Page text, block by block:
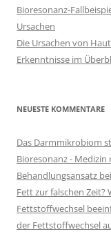
Bioresonanz-
Ursachen
Die Ursachen von
Erkenntnisse im
NEUESTE KOMMENTARE
Das Darmmikrobiom
Bioresonanz -
Behandlungsansatz
Fett zur falschen
Fettstoffwechsel
der Fettstoffwechsel